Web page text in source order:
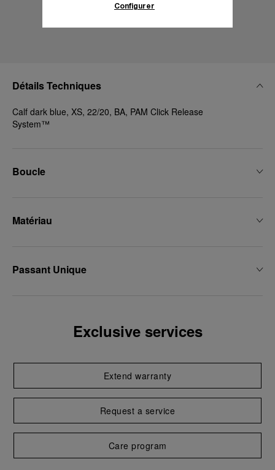
Détails Techniques
Calf dark blue, XS, 22/20, BA, PAM Click Release
System™
Boucle
Matériau
Passant Unique
Exclusive services
Extend warranty
Request a service
Care program
donnez votre consentement pour l’utilisation
pour l’utilisation des cookies techniques.
Configurer